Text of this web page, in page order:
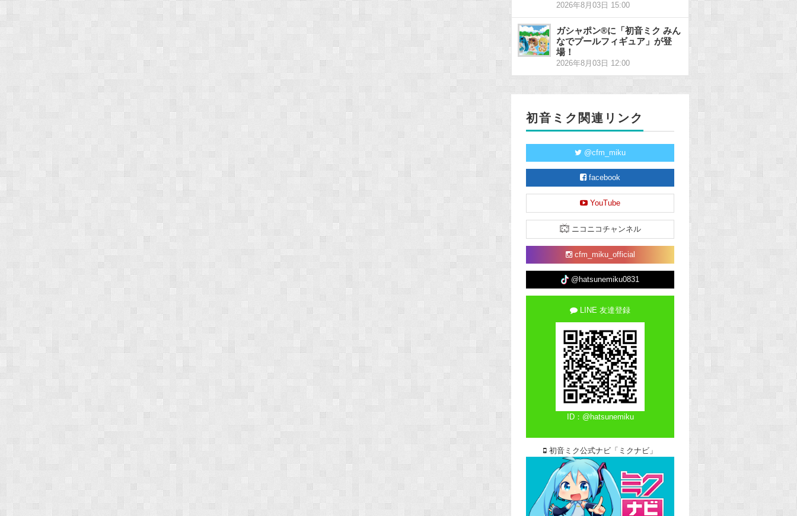
2026年8月03日 15:00
ガシャポン®に「初音ミク みん
なでプールフィギュア」が登
場！
2026年8月03日 12:00
初音ミク関連リンク
@cfm_miku
facebook
YouTube
ニコニコチャンネル
cfm_miku_official
@hatsunemiku0831
LINE 友達登録
ID：@hatsunemiku
初音ミク公式ナビ「ミクナビ」